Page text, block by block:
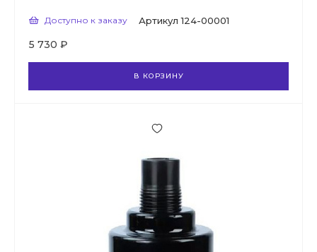
Доступно к заказу Артикул 124-00001
5 730 ₽
В КОРЗИНУ